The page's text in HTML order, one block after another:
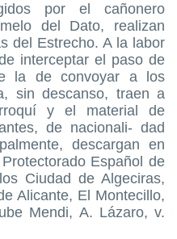
por el cañonero
del Dato, realizan
del Estrecho. A la labor
interceptar el paso de
la de convoyar a los
sin descanso, traen a
y el material de
de nacionali- dad
descargan en
Español de
Ciudad de Algeciras,
Alicante, El Montecillo,
Mendi, A. Lázaro, v.